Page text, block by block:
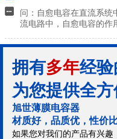
问：自愈电容在直流系统
流电路中，自愈电容的作
拥有多年经
为您提供全
旭世薄膜电容器
材质好，品质优，性价
如果您对我们的产品有兴